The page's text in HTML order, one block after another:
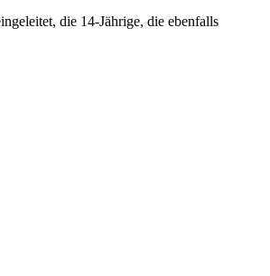
die 14-Jährige, die ebenfalls